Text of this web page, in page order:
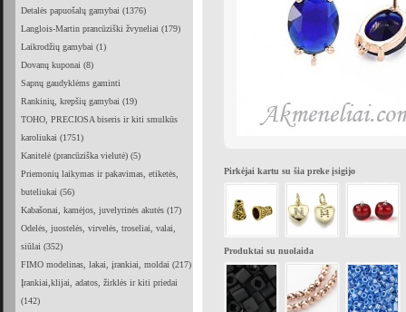
Detalės papuošalų gamybai (1376)
Langlois-Martin prancūziški žvyneliai (179)
Laikrodžių gamybai (1)
Dovanų kuponai (8)
Sapnų gaudyklėms gaminti
Rankinių, krepšių gamybai (19)
TOHO, PRECIOSA biseris ir kiti smulkūs
karoliukai (1751)
Kanitelė (prancūziška vielutė) (5)
Priemonių laikymas ir pakavimas, etiketės,
buteliukai (56)
Kabašonai, kamėjos, juvelyrinės akutės (17)
Odelės, juostelės, virvelės, troseliai, valai,
siūlai (352)
FIMO modelinas, lakai, įrankiai, moldai (217)
Įrankiai,klijai, adatos, žirklės ir kiti priedai
(142)
Pirkėjai kartu su šia preke įsigijo
Produktai su nuolaida